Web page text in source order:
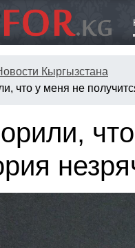
Кыргызстана
что у меня не